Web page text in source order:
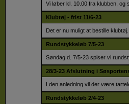
Vi løber kl. 10.00 fra klubben, og
Klubtøj - frist 11/6-23
Det er nu muligt at bestille klubtøj.
Rundstykkeløb 7/5-23
Søndag d. 7/5-23 spiser vi
28/3-23 Afslutning i
I den anledning vil der være
Rundstykkeløb 2/4-23